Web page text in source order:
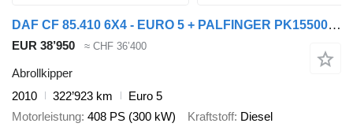
DAF CF 85.410 6X4 - EURO 5 + PALFINGER PK15500 + REMOTE + PALFINGER
EUR 38’950 ≈ CHF 36’400
Abrollkipper
2010
322’923 km
Euro 5
Motorleistung 408 PS (300 kW) Kraftstoff Diesel